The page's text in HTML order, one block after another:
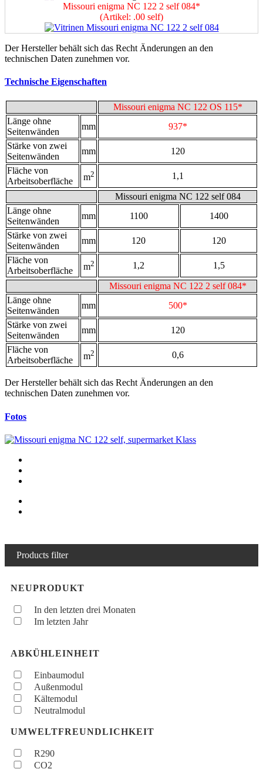
Мissouri enigma NC 122 2 self 084*
(Artikel: .00 self)
Der Hersteller behält sich das Recht Änderungen an den
technischen Daten zunehmen vor.
Technische Eigenschaften
Мissouri enigma NC 122 OS 115*
Länge ohne
Seitenwänden
mm
937*
Stärke von zwei
Seitenwänden
mm
120
Fläche von
Arbeitsoberfläche
m2 1,1
Мissouri enigma NC 122 self 084
Länge ohne
Seitenwänden
mm 1100
1400
Stärke von zwei
Seitenwänden
mm 120
120
Fläche von
Arbeitsoberfläche
m2 1,2 1,5
Мissouri enigma NC 122 2 self 084*
Länge ohne
Seitenwänden
mm
500*
Stärke von zwei
Seitenwänden
mm
120
Fläche von
Arbeitsoberfläche
m2 0,6
Der Hersteller behält sich das Recht Änderungen an den
technischen Daten zunehmen vor.
Fotos
Products filter
NEUPRODUKT
In den letzten drei Monaten
Im letzten Jahr
ABKÜHLEINHEIT
Einbaumodul
Außenmodul
Kältemodul
Neutralmodul
UMWELTFREUNDLICHKEIT
R290
CO2